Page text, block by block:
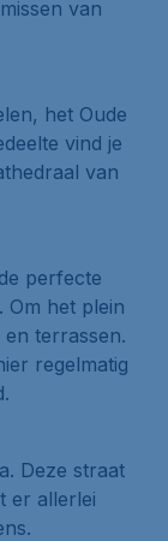
van
het Oude
vind je
van
perfecte
Om het plein
terrassen.
regelmatig
Deze straat
er allerlei